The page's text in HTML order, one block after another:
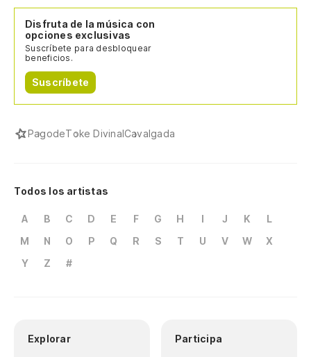
Disfruta de la música con
opciones exclusivas
Suscríbete para desbloquear
beneficios.
Suscríbete
PagodeToke DivinalCavalgada
Todos los artistas
A B C D E F G H I J K
L
M
N O P Q R S T U V W
X
Y
Z #
Explorar Participa